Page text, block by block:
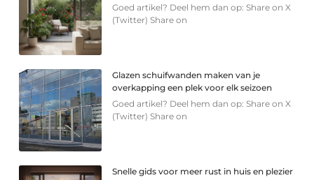
Goed artikel? Deel hem dan op: Share on X
(Twitter) Share on
Glazen schuifwanden maken van je
overkapping een plek voor elk seizoen
Goed artikel? Deel hem dan op: Share on X
(Twitter) Share on
Snelle gids voor meer rust in huis en plezier